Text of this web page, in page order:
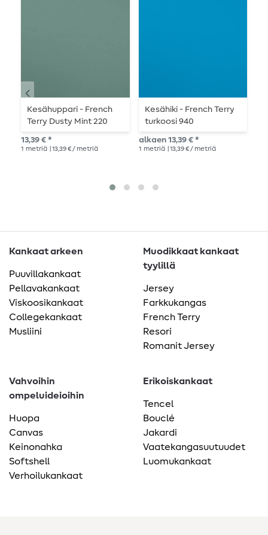
Kesähuppari - French
Terry Dusty Mint 220
Loop rakenne
13,39 € *
1 metriä | 13,39 € / metriä
Kesähiki - French Terry
turkoosi 940
silmukkarakenne
alkaen 13,39 € *
1 metriä | 13,39 € / metriä
Kankaat arkeen
Puuvillakankaat
Pellavakankaat
Viskoosikankaat
Collegekankaat
Musliini
Muodikkaat kankaat
tyylillä
Jersey
Farkkukangas
French Terry
Resori
Romanit Jersey
Vahvoihin
ompeluideioihin
Huopa
Canvas
Keinonahka
Softshell
Verhoilukankaat
Erikoiskankaat
Tencel
Bouclé
Jakardi
Vaatekangasuutuudet
Luomukankaat